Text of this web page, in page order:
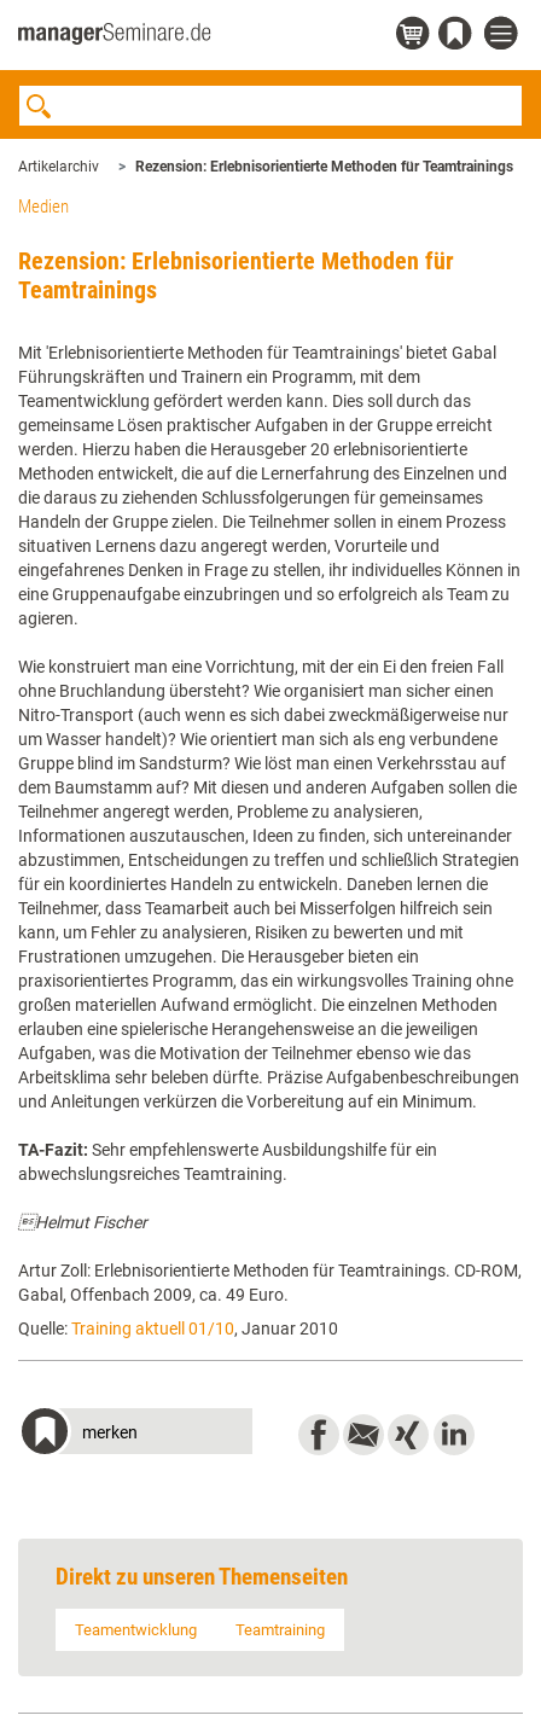
Artikelarchiv Rezension: Erlebnisorientierte Methoden für Teamtrainings
Medien
Rezension: Erlebnisorientierte Methoden für
Teamtrainings
Mit 'Erlebnisorientierte Methoden für Teamtrainings' bietet Gabal
Führungskräften und Trainern ein Programm, mit dem
Teamentwicklung gefördert werden kann. Dies soll durch das
gemeinsame Lösen praktischer Aufgaben in der Gruppe erreicht
werden. Hierzu haben die Herausgeber 20 erlebnisorientierte
Methoden entwickelt, die auf die Lernerfahrung des Einzelnen und
die daraus zu ziehenden Schlussfolgerungen für gemeinsames
Handeln der Gruppe zielen. Die Teilnehmer sollen in einem Prozess
situativen Lernens dazu angeregt werden, Vorurteile und
eingefahrenes Denken in Frage zu stellen, ihr individuelles Können in
eine Gruppenaufgabe einzubringen und so erfolgreich als Team zu
agieren.
Wie konstruiert man eine Vorrichtung, mit der ein Ei den freien Fall
ohne Bruchlandung übersteht? Wie organisiert man sicher einen
Nitro-Transport (auch wenn es sich dabei zweckmäßigerweise nur
um Wasser handelt)? Wie orientiert man sich als eng verbundene
Gruppe blind im Sandsturm? Wie löst man einen Verkehrsstau auf
dem Baumstamm auf? Mit diesen und anderen Aufgaben sollen die
Teilnehmer angeregt werden, Probleme zu analysieren,
Informationen auszutauschen, Ideen zu finden, sich untereinander
abzustimmen, Entscheidungen zu treffen und schließlich Strategien
für ein koordiniertes Handeln zu entwickeln. Daneben lernen die
Teilnehmer, dass Teamarbeit auch bei Misserfolgen hilfreich sein
kann, um Fehler zu analysieren, Risiken zu bewerten und mit
Frustrationen umzugehen. Die Herausgeber bieten ein
praxisorientiertes Programm, das ein wirkungsvolles Training ohne
großen materiellen Aufwand ermöglicht. Die einzelnen Methoden
erlauben eine spielerische Herangehensweise an die jeweiligen
Aufgaben, was die Motivation der Teilnehmer ebenso wie das
Arbeitsklima sehr beleben dürfte. Präzise Aufgabenbeschreibungen
und Anleitungen verkürzen die Vorbereitung auf ein Minimum.
TA-Fazit: Sehr empfehlenswerte Ausbildungshilfe für ein
abwechslungsreiches Teamtraining.
Helmut Fischer
Artur Zoll: Erlebnisorientierte Methoden für Teamtrainings. CD-ROM,
Gabal, Offenbach 2009, ca. 49 Euro.
Quelle:Training aktuell 01/10, Januar 2010
merken
Direkt zu unseren Themenseiten
Teamentwicklung Teamtraining